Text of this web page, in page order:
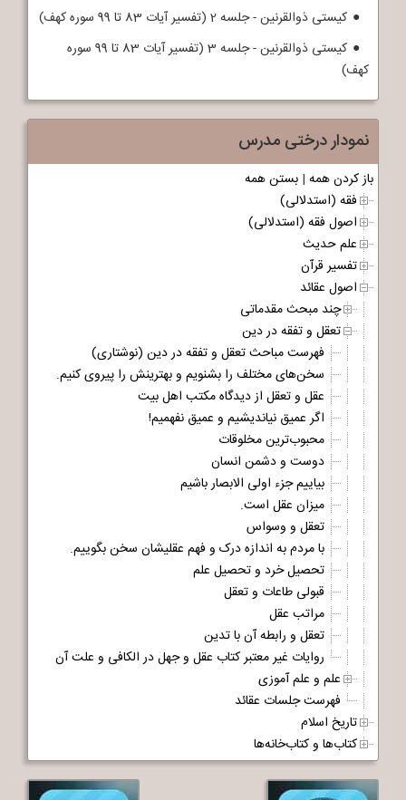
کیستی ذوالقرنین - جلسه 2 (تفسیر آیات 83 تا 99 سوره کهف)
کیستی ذوالقرنین - جلسه 3 (تفسیر آیات 83 تا 99 سوره
کهف)
نمودار درختی مدرس
باز کردن همه | بستن همه
فقه (استدلالی)
اصول فقه (استدلالی)
علم حدیث
تفسیر قرآن
اصول عقائد
چند مبحث مقدماتی
تعقل و تفقه در دین
فهرست مباحث تعقل و تفقه در دین (نوشتاری)
سخن‌های مختلف را بشنویم و بهترینش را پیروی کنیم.
عقل و تعقل از دیدگاه مکتب اهل بیت
اگر عمیق نیاندیشیم و عمیق نفهمیم!
محبوب‌ترین مخلوقات
دوست و دشمن انسان
بیاییم جزء اولی الابصار باشیم
میزان عقل است.
تعقل و وسواس
با مردم به اندازه درک و فهم عقلیشان سخن بگوییم.
تحصیل خرد و تحصیل علم
قبولی طاعات و تعقل
مراتب عقل
تعقل و رابطه آن با تدین
روایات غیر معتبر کتاب عقل و جهل در الکافی و علت آن
علم و علم آموزی
فهرست جلسات عقائد
تاریخ اسلام
کتاب‌ها و کتاب‌خانه‌ها